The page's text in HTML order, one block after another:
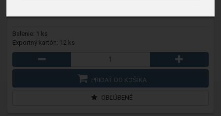
Balenie: 1 ks
Exportný kartón: 12 ks
PRIDAŤ DO KOŠÍKA
OBĽÚBENÉ